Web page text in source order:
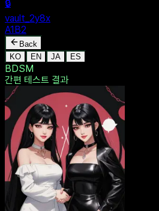
Personal
+
New Vault
SHARED
🔒
private_01
3
🔒
vault_2y8x
A1B2
Back
KO
EN JA ES
BDSM
간편 테스트
결과